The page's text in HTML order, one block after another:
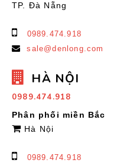
TP. Đà Nẵng
0989.474.918
sale@denlong.com
HÀ NỘI
0989.474.918
Phân phối miền Bắc
Hà Nội
0989.474.918